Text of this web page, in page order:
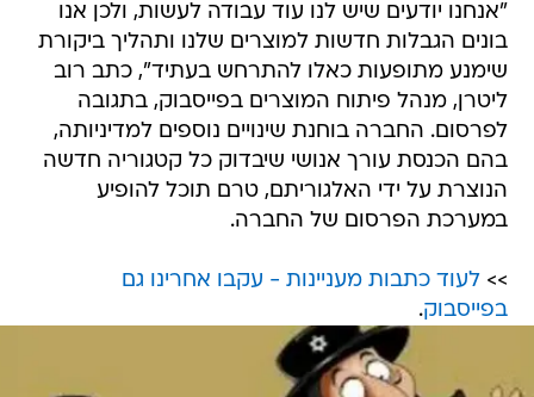
"אנחנו יודעים שיש לנו עוד עבודה לעשות, ולכן אנו
בונים הגבלות חדשות למוצרים שלנו ותהליך ביקורת
שימנע מתופעות כאלו להתרחש בעתיד", כתב רוב
ליטרן, מנהל פיתוח המוצרים בפייסבוק, בתגובה
לפרסום. החברה בוחנת שינויים נוספים למדיניותה,
בהם הכנסת עורך אנושי שיבדוק כל קטגוריה חדשה
הנוצרת על ידי האלגוריתם, טרם תוכל להופיע
במערכת הפרסום של החברה.
>>לעוד כתבות מעניינות - עקבו אחרינו גם
בפייסבוק.